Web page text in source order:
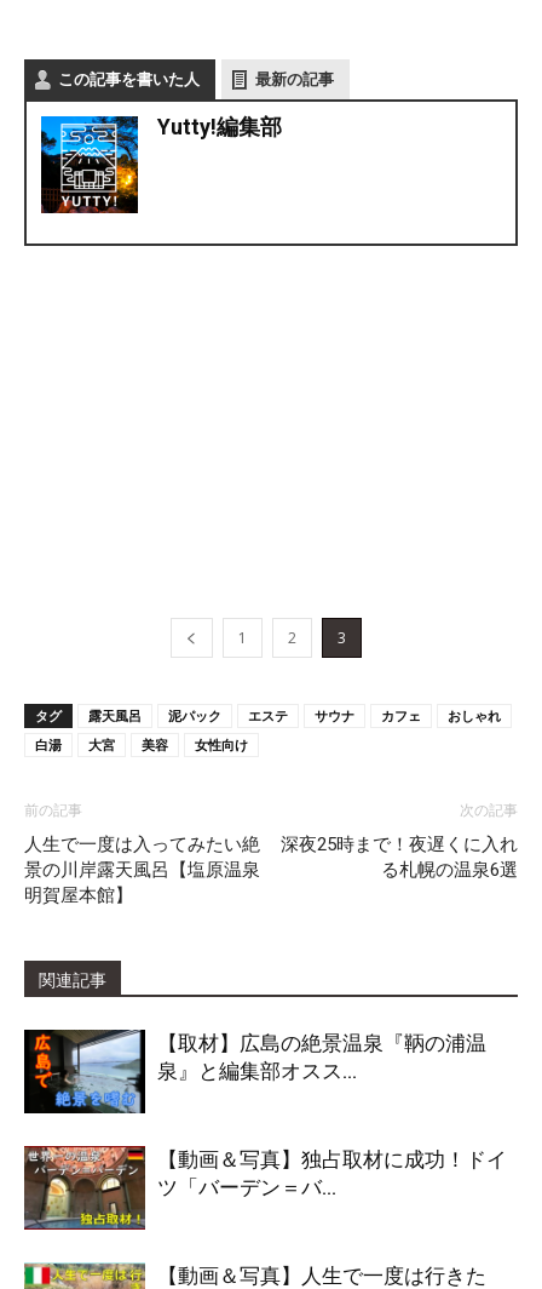
この記事を書いた人 最新の記事
Yutty!編集部
1 2 3
タグ 露天風呂 泥パック エステ サウナ カフェ
おしゃれ
白湯
大宮 美容 女性向け
前の記事
人生で一度は入ってみたい絶
景の川岸露天風呂【塩原温泉
明賀屋本館】
次の記事
深夜25時まで！夜遅くに入れ
る札幌の温泉6選
関連記事
【取材】広島の絶景温泉『鞆の浦温
泉』と編集部オスス...
【動画＆写真】独占取材に成功！ドイ
ツ「バーデン＝バ...
【動画＆写真】人生で一度は行きた